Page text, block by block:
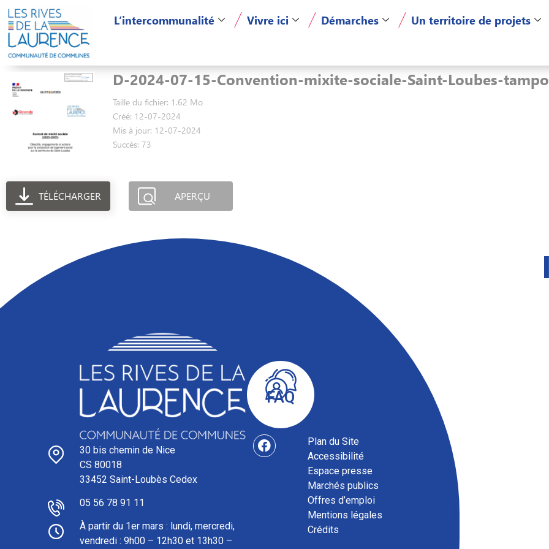
L’intercommunalité Vivre ici Démarches Un territoire de projets
D-2024-07-15-Convention-mixite-sociale-Saint-Loubes-
Taille du fichier: 1.62 Mo
Créé: 12-07-2024
Mis à jour: 12-07-2024
Succès: 73
TÉLÉCHARGER APERÇU
30 bis chemin de Nice
CS 80018
33452 Saint-Loubès Cedex
05 56 78 91 11
À partir du 1er mars : l undi, mercredi,
vendredi : 9h00 – 12h30 et 13h30 –
FAQ
Plan du Site
Accessibilité
Espace presse
Marchés publics
Offres d’emploi
Mentions légales
Crédits